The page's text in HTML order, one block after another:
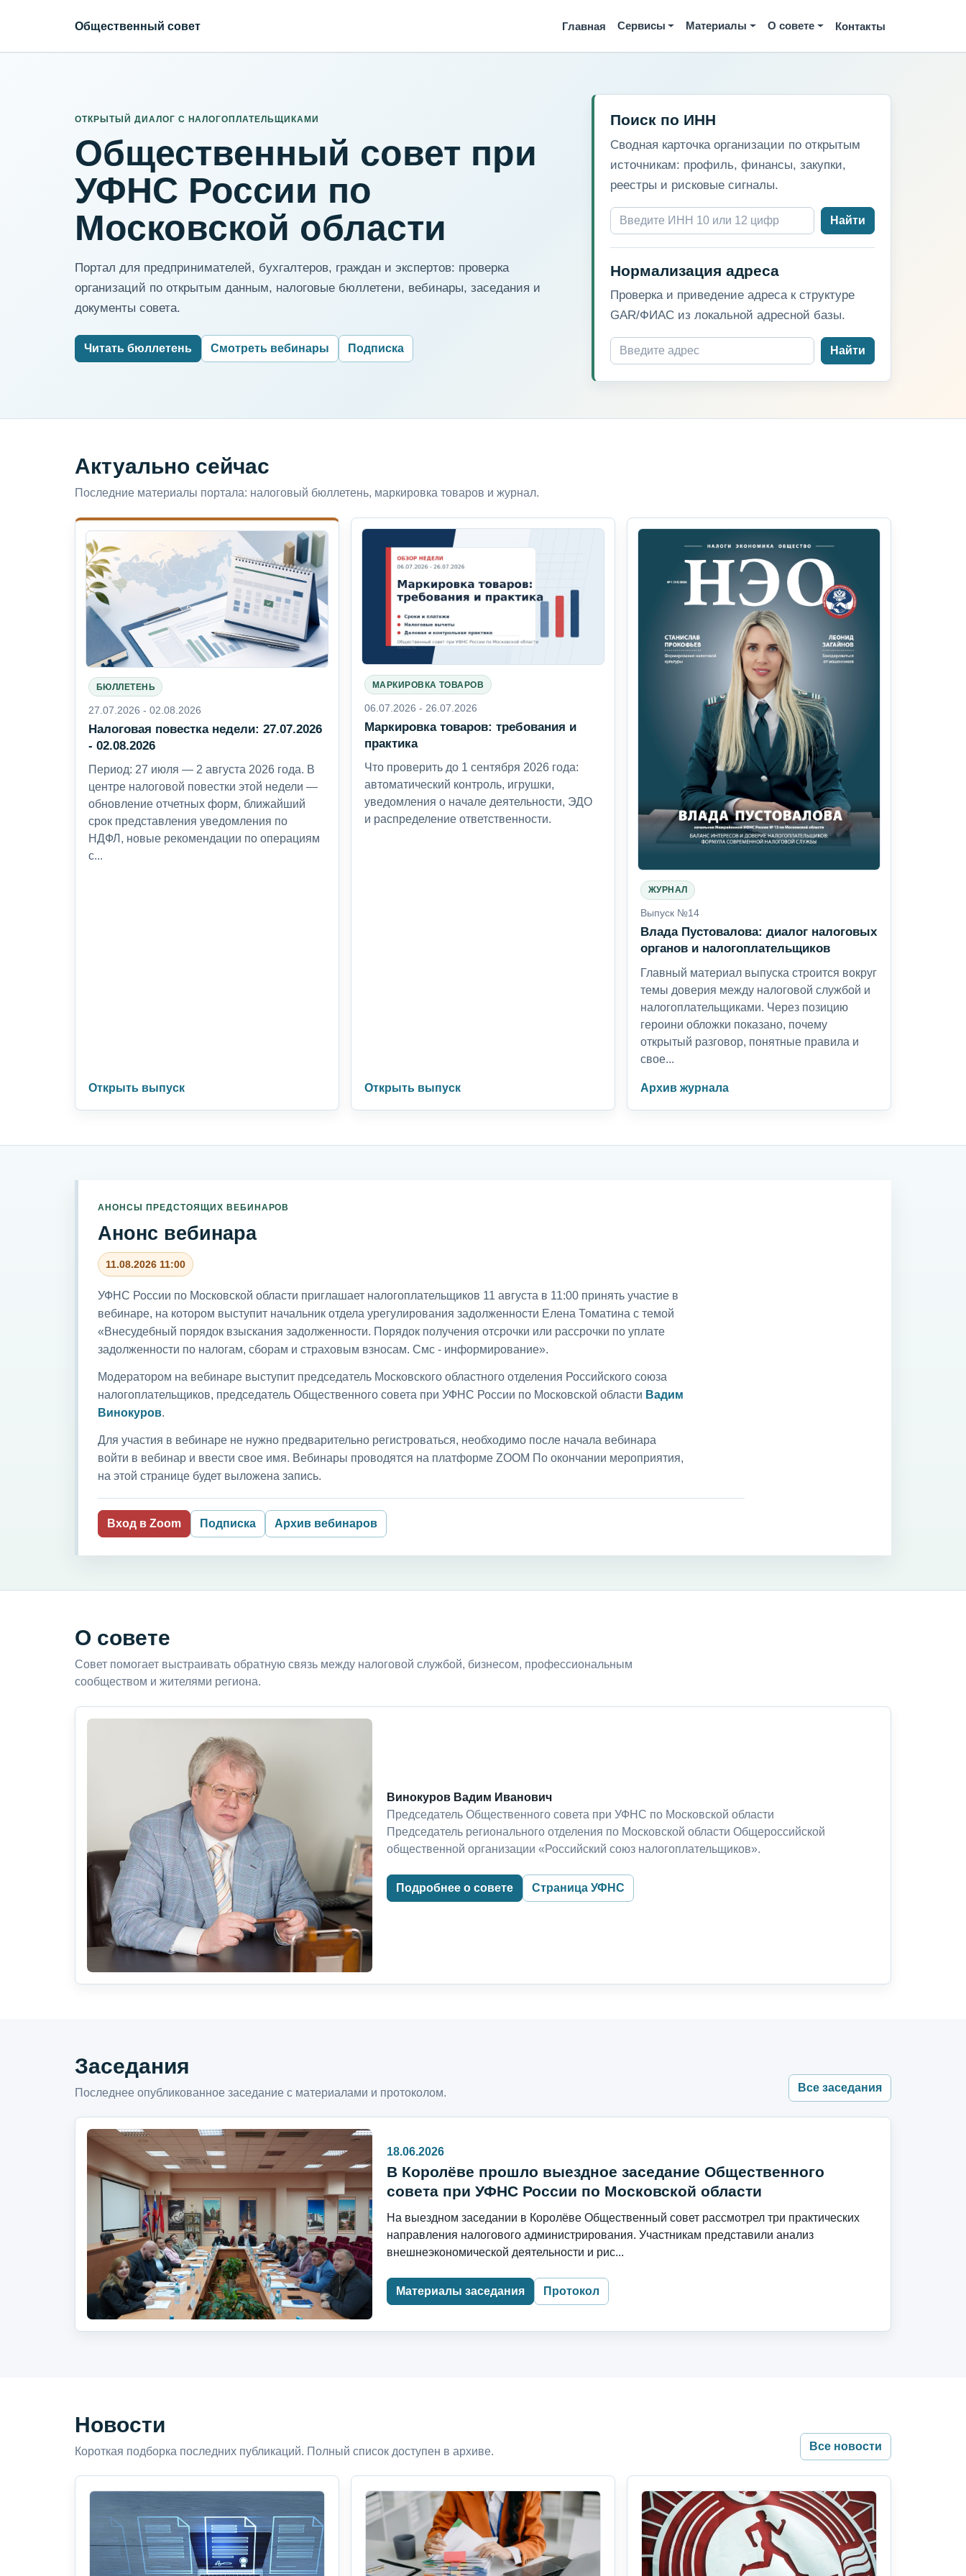
Общественный совет Главная Сервисы Материалы О совете Контакты
ОТКРЫТЫЙ ДИАЛОГ С НАЛОГОПЛАТЕЛЬЩИКАМИ
Общественный совет при
УФНС России по
Московской области
Портал для предпринимателей, бухгалтеров, граждан и экспертов: проверка
организаций по открытым данным, налоговые бюллетени, вебинары, заседания и
документы совета.
Читать бюллетень Смотреть вебинары Подписка
Поиск по ИНН
Сводная карточка организации по открытым
источникам: профиль, финансы, закупки,
реестры и рисковые сигналы.
Найти
Нормализация адреса
Проверка и приведение адреса к структуре
GAR/ФИАС из локальной адресной базы.
Найти
Актуально сейчас
Последние материалы портала: налоговый бюллетень, маркировка товаров и журнал.
БЮЛЛЕТЕНЬ
27.07.2026 - 02.08.2026
Налоговая повестка недели: 27.07.2026
- 02.08.2026
Период: 27 июля — 2 августа 2026 года. В
центре налоговой повестки этой недели —
обновление отчетных форм, ближайший
срок представления уведомления по
НДФЛ, новые рекомендации по операциям
с...
Открыть выпуск
МАРКИРОВКА ТОВАРОВ
06.07.2026 - 26.07.2026
Маркировка товаров: требования и
практика
Что проверить до 1 сентября 2026 года:
автоматический контроль, игрушки,
уведомления о начале деятельности, ЭДО
и распределение ответственности.
Открыть выпуск
ЖУРНАЛ
Выпуск №14
Влада Пустовалова: диалог налоговых
органов и налогоплательщиков
Главный материал выпуска строится вокруг
темы доверия между налоговой службой и
налогоплательщиками. Через позицию
героини обложки показано, почему
открытый разговор, понятные правила и
свое...
Архив журнала
АНОНСЫ ПРЕДСТОЯЩИХ ВЕБИНАРОВ
Анонс вебинара
11.08.2026 11:00
УФНС России по Московской области приглашает налогоплательщиков 11 августа в 11:00 принять участие в
вебинаре, на котором выступит начальник отдела урегулирования задолженности Елена Томатина с темой
«Внесудебный порядок взыскания задолженности. Порядок получения отсрочки или рассрочки по уплате
задолженности по налогам, сборам и страховым взносам. Смс - информирование».
Модератором на вебинаре выступит председатель Московского областного отделения Российского союза
налогоплательщиков, председатель Общественного совета при УФНС России по Московской области Вадим
Винокуров.
Для участия в вебинаре не нужно предварительно регистроваться, необходимо после начала вебинара
войти в вебинар и ввести свое имя. Вебинары проводятся на платформе ZOOM По окончании мероприятия,
на этой странице будет выложена запись.
Вход в Zoom Подписка Архив вебинаров
О совете
Совет помогает выстраивать обратную связь между налоговой службой, бизнесом, профессиональным
сообществом и жителями региона.
Винокуров Вадим Иванович
Председатель Общественного совета при УФНС по Московской области
Председатель регионального отделения по Московской области Общероссийской
общественной организации «Российский союз налогоплательщиков».
Подробнее о совете Страница УФНС
Заседания
Последнее опубликованное заседание с материалами и протоколом. Все заседания
18.06.2026
В Королёве прошло выездное заседание Общественного
совета при УФНС России по Московской области
На выездном заседании в Королёве Общественный совет рассмотрел три практических
направления налогового администрирования. Участникам представили анализ
внешнеэкономической деятельности и рис...
Материалы заседания Протокол
Новости
Короткая подборка последних публикаций. Полный список доступен в архиве. Все новости